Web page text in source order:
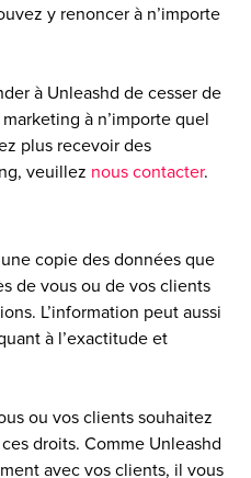
y renoncer à n’importe
à Unleashd de cesser de
à n’importe quel
plus recevoir des
veuillez nous contacter.
copie des données que
de vous ou de vos clients
L’information peut aussi
à l’exactitude et
ou vos clients souhaitez
droits. Comme Unleashd
avec vos clients, il vous